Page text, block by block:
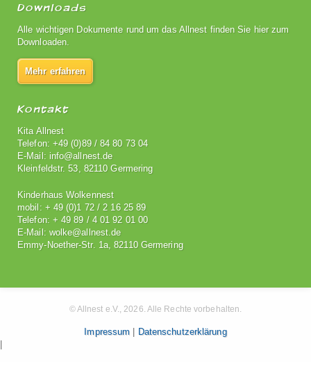
Downloads
Alle wichtigen Dokumente rund um das Allnest finden Sie hier zum
Downloaden.
Mehr erfahren
Kontakt
Kita Allnest
Telefon: +49 (0)89 / 84 80 73 04
E-Mail: info@allnest.de
Kleinfeldstr. 53, 82110 Germering
Kinderhaus Wolkennest
mobil: + 49 (0)1 72 / 2 16 25 89
Telefon: + 49 89 / 4 01 92 01 00
E-Mail: wolke@allnest.de
Emmy-Noether-Str. 1a, 82110 Germering
© Allnest e.V., 2026. Alle Rechte vorbehalten.
Impressum
Datenschutzerklärung